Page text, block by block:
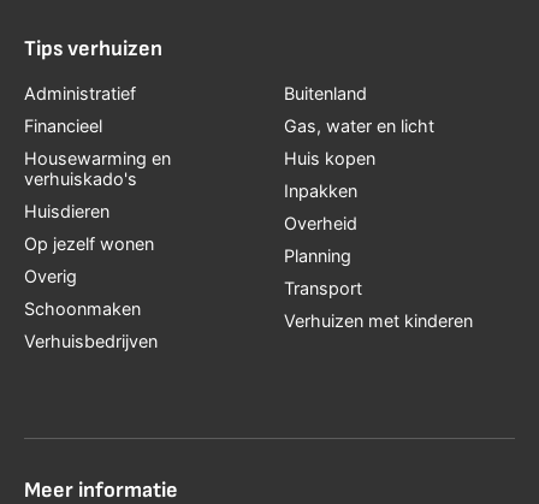
Tips verhuizen
Administratief
Financieel
Housewarming en
verhuiskado's
Huisdieren
Op jezelf wonen
Overig
Schoonmaken
Verhuisbedrijven
Buitenland
Gas, water en licht
Huis kopen
Inpakken
Overheid
Planning
Transport
Verhuizen met kinderen
Meer informatie